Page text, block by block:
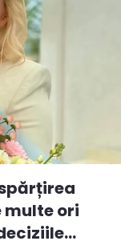
multe ori